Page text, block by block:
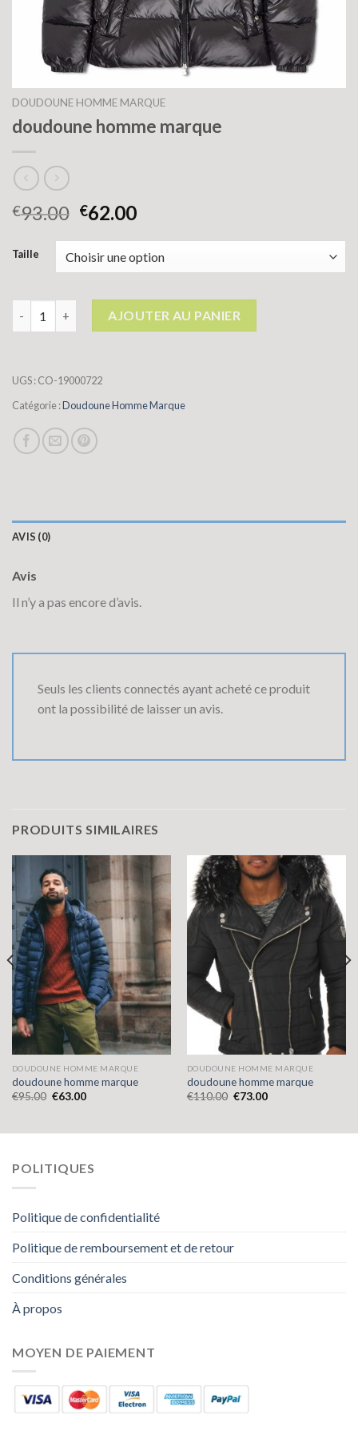
DOUDOUNE HOMME MARQUE
doudoune homme marque
€93.00 €62.00
Taille
quantité de doudoune homme marque
AJOUTER AU PANIER
UGS :CO-19000722
Catégorie :Doudoune Homme Marque
AVIS (0)
Avis
Il n’y a pas encore d’avis.
Seuls les clients connectés ayant acheté ce produit
ont la possibilité de laisser un avis.
PRODUITS SIMILAIRES
DOUDOUNE HOMME MARQUE
doudoune homme marque
€95.00 €63.00
DOUDOUNE HOMME MARQUE
doudoune homme marque
€110.00 €73.00
POLITIQUES
Politique de confidentialité
Politique de remboursement et de retour
Conditions générales
À propos
MOYEN DE PAIEMENT